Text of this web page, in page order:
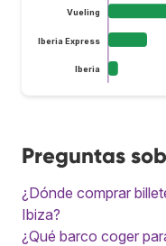
Vueling
Iberia Express
Iberia
Preguntas
¿Dónde comprar
Ibiza?
¿Qué barco coger